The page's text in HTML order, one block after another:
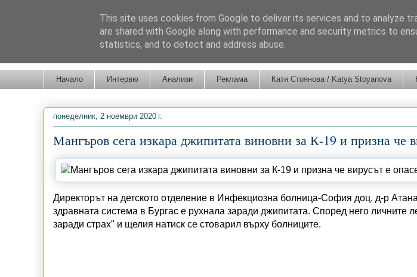
Начало Интервю Анализи Реклама Катя Стоянова / Katya Stoyanova
понеделник, 2 ноември 2020 г.
Мангъров сега изкара джипитата виновни за К-19 и призна че
Директорът на детското отделение в Инфекциозна болница-София доц. д-р
здравната система в Бургас е рухнала заради джипитата. Според него личните
заради страх" и щелия натиск се стоварил върху болниците.
This site uses cookies from Google to deliver its services and to analyze
are shared with Google along with performance and security metrics to
statistics, and to detect and address abuse.